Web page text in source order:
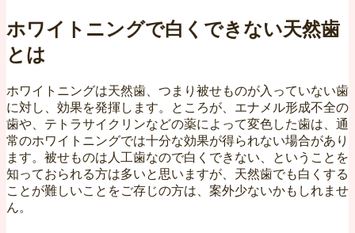
ホワイトニングで白くできない天然歯
とは
ホワイトニングは天然歯、つまり被せものが入っていない歯
に対し、効果を発揮します。ところが、エナメル形成不全の
歯や、テトラサイクリンなどの薬によって変色した歯は、通
常のホワイトニングでは十分な効果が得られない場合があり
ます。被せものは人工歯なので白くできない、ということを
知っておられる方は多いと思いますが、天然歯でも白くする
ことが難しいことをご存じの方は、案外少ないかもしれませ
ん。